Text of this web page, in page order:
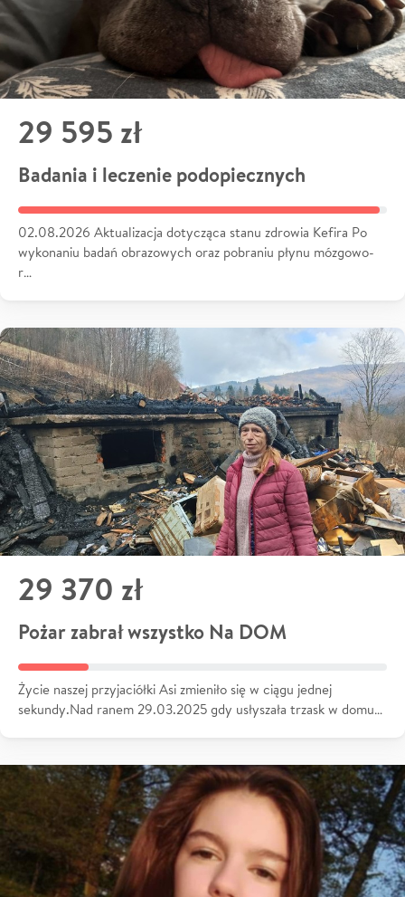
29 595 zł
Badania i leczenie podopiecznych
02.08.2026 Aktualizacja dotycząca stanu zdrowia Kefira Po
wykonaniu badań obrazowych oraz pobraniu płynu mózgowo-
r…
29 370 zł
Pożar zabrał wszystko Na DOM
Życie naszej przyjaciółki Asi zmieniło się w ciągu jednej
sekundy.Nad ranem 29.03.2025 gdy usłyszała trzask w domu…